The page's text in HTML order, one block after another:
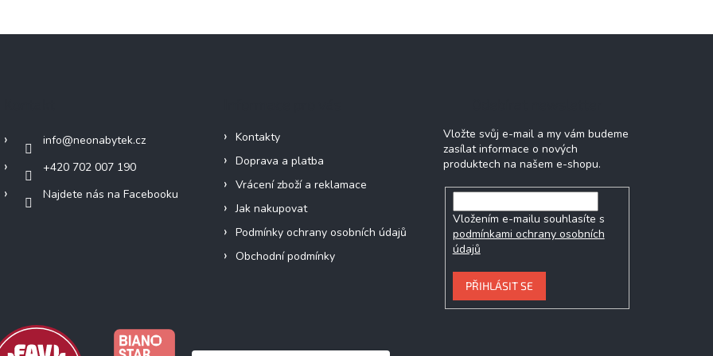
info@neonabytek.cz
+420 702 007 190
Najdete nás na Facebooku
Kontakty
Doprava a platba
Vrácení zboží a reklamace
Jak nakupovat
Podmínky ochrany osobních údajů
Obchodní podmínky
Vložte svůj e-mail a my vám budeme
zasílat informace o nových
produktech na našem e-shopu.
Vložením e-mailu souhlasíte s
podmínkami ochrany osobních
údajů
PŘIHLÁSIT SE